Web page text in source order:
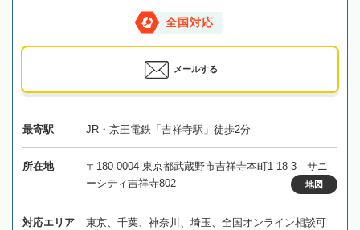
全国対応
メールする
最寄駅 JR・京王電鉄「吉祥寺駅」徒歩2分
所在地
〒180-0004 東京都武蔵野市吉祥寺本町1-18-3 サニ
ーシティ吉祥寺802
地図
対応エリア 東京、千葉、神奈川、埼玉、全国オンライン相談可